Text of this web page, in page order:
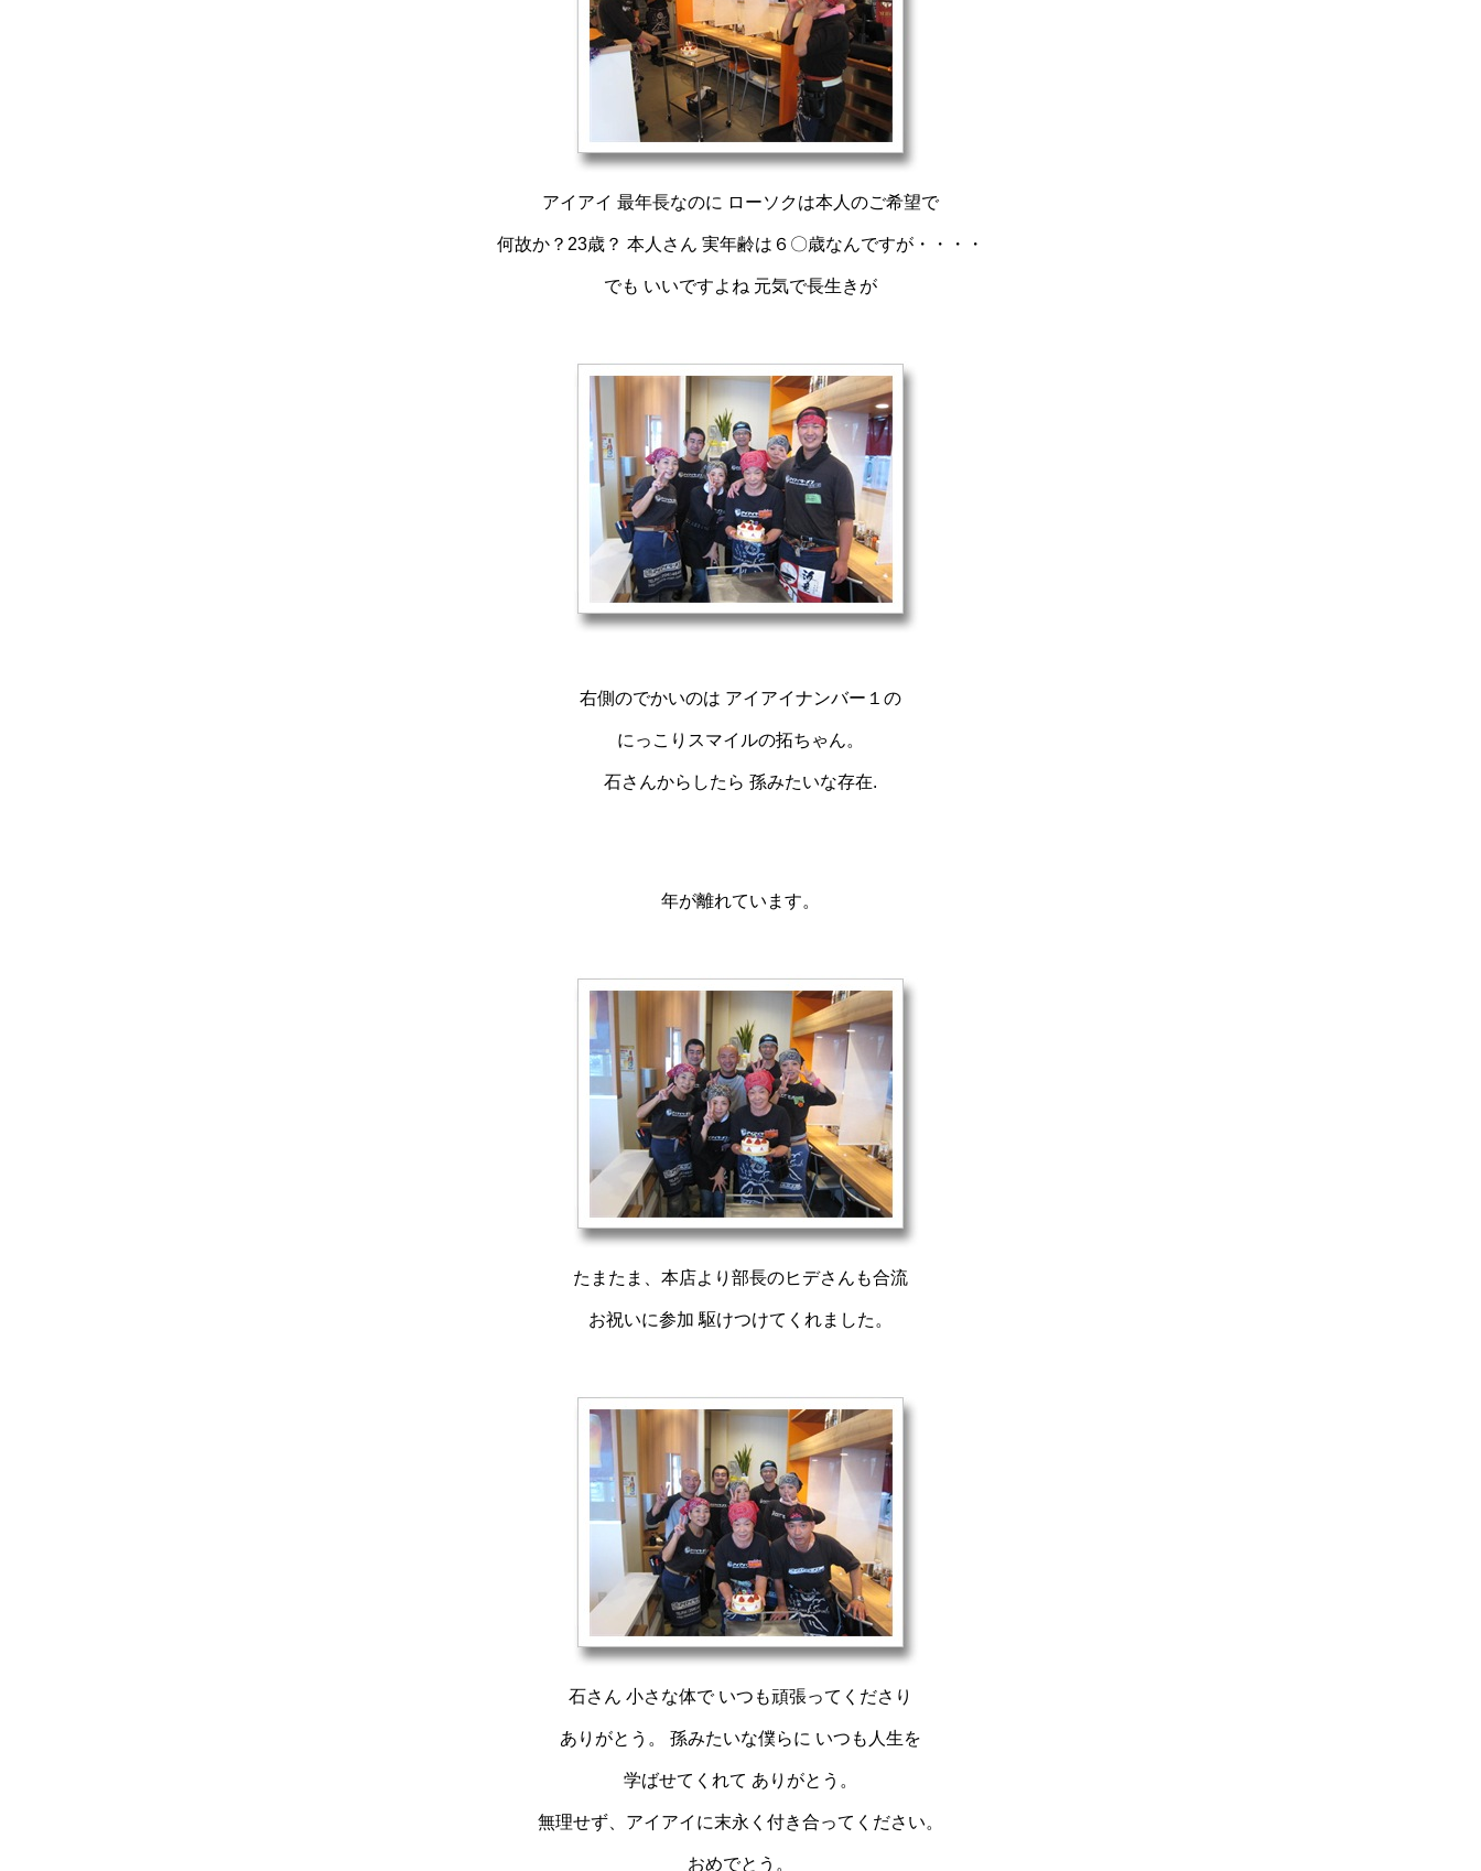
アイアイ 最年長なのに ローソクは本人のご希望で
何故か？23歳？ 本人さん 実年齢は６〇歳なんですが・・・・
でも いいですよね 元気で長生きが
右側のでかいのは アイアイナンバー１の
にっこりスマイルの拓ちゃん。
石さんからしたら 孫みたいな存在.
年が離れています。
たまたま、本店より部長のヒデさんも合流
お祝いに参加 駆けつけてくれました。
石さん 小さな体で いつも頑張ってくださり
ありがとう。 孫みたいな僕らに いつも人生を
学ばせてくれて ありがとう。
無理せず、アイアイに末永く付き合ってください。
おめでとう。